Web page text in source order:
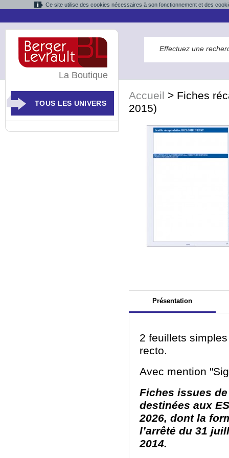
Ce site utilise des cookies nécessaires à son fonctionnement et des
Accueil > Fiches
2015)
Présentation
2 feuillets
recto.
Avec mention
Fiches issues
destinées aux
2026, dont la
l’arrêté du 31
2014.
La Boutique
TOUS LES UNIVERS